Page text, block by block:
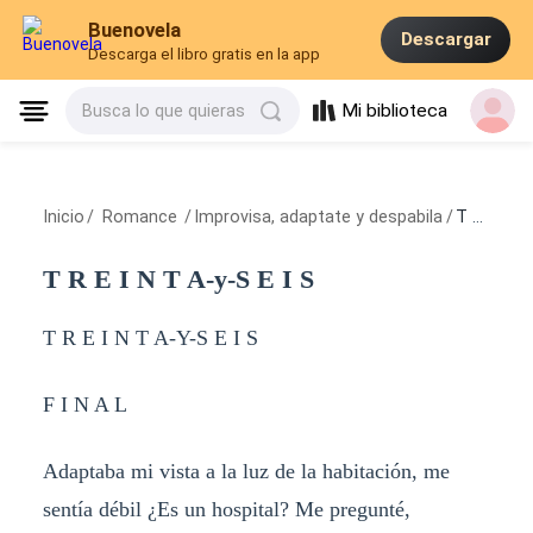
Buenovela
Descarga el libro gratis en la app
Descargar
Busca lo que quieras Mi biblioteca
Inicio / Romance / Improvisa, adaptate y despabila / T R E I N T A-y-S E I S
T R E I N T A-y-S E I S
T R E I N T A-Y-S E I S
F I N A L
Adaptaba mi vista a la luz de la habitación, me
sentía débil ¿Es un hospital? Me pregunté,